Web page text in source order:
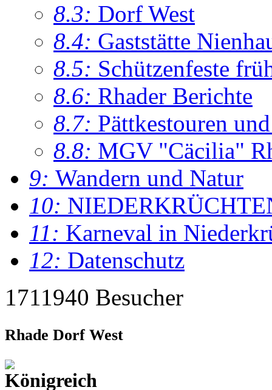
8.3: Dorf West
8.4: Gaststätte
8.5: Schützenfeste
8.6: Rhader Berichte
8.7: Pättkestouren
8.8: MGV "Cäcilia"
9: Wandern und Natur
10:
11: Karneval in
12: Datenschutz
1711940 Besucher
Rhade Dorf West